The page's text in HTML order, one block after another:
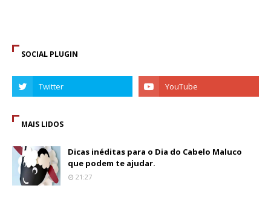
SOCIAL PLUGIN
MAIS LIDOS
Dicas inéditas para o Dia do Cabelo Maluco
que podem te ajudar.
21:27